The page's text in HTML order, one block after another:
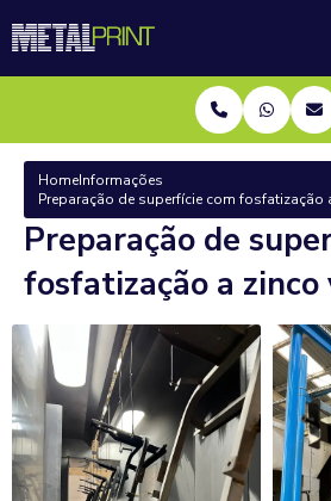
HomeInformações
Preparação de superfície com fosfatização
Preparação de
fosfatização a zinco